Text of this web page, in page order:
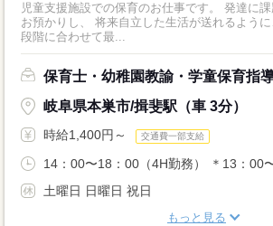
児童支援施設での保育のお仕事です。 発達に課題のあるお子さまを
お預かりし、 将来自立した生活が送れるよう
段階に合わせて最...
保育士・幼稚園教諭・学童保育指
岐阜県本巣市/揖斐駅（車 3分）
時給1,400円～ 交通費一部支給
14：00〜18：00（4H勤務） ＊13：00
土曜日 日曜日 祝日
もっと見る